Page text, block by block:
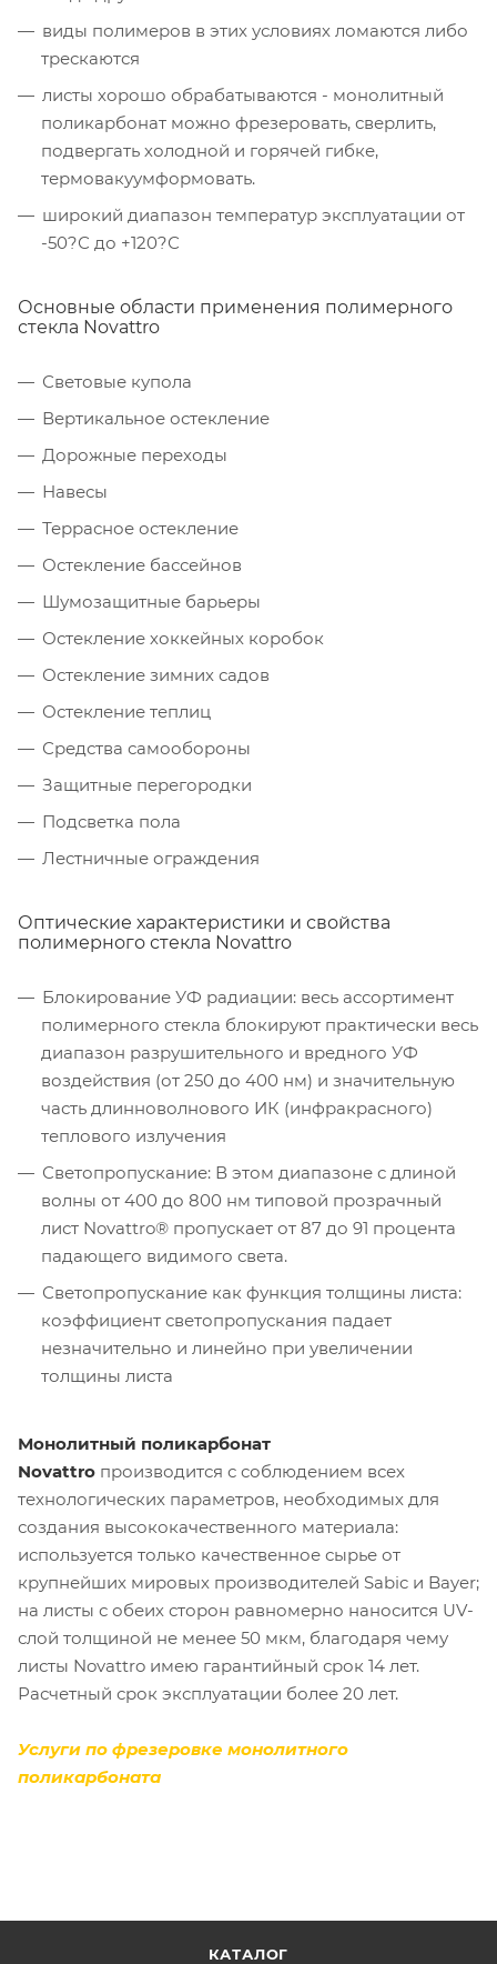
виды полимеров в этих условиях ломаются либо
трескаются
листы хорошо обрабатываются - монолитный
поликарбонат можно фрезеровать, сверлить,
подвергать холодной и горячей гибке,
термовакуумформовать.
широкий диапазон температур эксплуатации от
-50?С до +120?С
Основные области применения полимерного
стекла Novattro
Световые купола
Вертикальное остекление
Дорожные переходы
Навесы
Террасное остекление
Остекление бассейнов
Шумозащитные барьеры
Остекление хоккейных коробок
Остекление зимних садов
Остекление теплиц
Средства самообороны
Защитные перегородки
Подсветка пола
Лестничные ограждения
Оптические характеристики и свойства
полимерного стекла Novattro
Блокирование УФ радиации: весь ассортимент
полимерного стекла блокируют практически весь
диапазон разрушительного и вредного УФ
воздействия (от 250 до 400 нм) и значительную
часть длинноволнового ИК (инфракрасного)
теплового излучения
Светопропускание: В этом диапазоне с длиной
волны от 400 до 800 нм типовой прозрачный
лист Novattro® пропускает от 87 до 91 процента
падающего видимого света.
Светопропускание как функция толщины листа:
коэффициент светопропускания падает
незначительно и линейно при увеличении
толщины листа
Монолитный поликарбонат
Novattro производится с соблюдением всех
технологических параметров, необходимых для
создания высококачественного материала:
используется только качественное сырье от
крупнейших мировых производителей Sabic и Bayer;
на листы с обеих сторон равномерно наносится UV-
слой толщиной не менее 50 мкм, благодаря чему
листы Novattro имею гарантийный срок 14 лет.
Расчетный срок эксплуатации более 20 лет.
Услуги по фрезеровке монолитного
поликарбоната
КАТАЛОГ